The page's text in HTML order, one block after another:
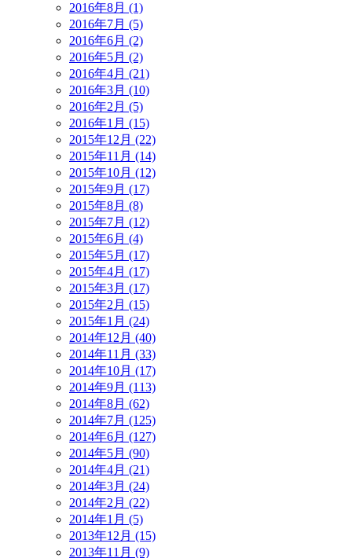
2016年8月 (1)
2016年7月 (5)
2016年6月 (2)
2016年5月 (2)
2016年4月 (21)
2016年3月 (10)
2016年2月 (5)
2016年1月 (15)
2015年12月 (22)
2015年11月 (14)
2015年10月 (12)
2015年9月 (17)
2015年8月 (8)
2015年7月 (12)
2015年6月 (4)
2015年5月 (17)
2015年4月 (17)
2015年3月 (17)
2015年2月 (15)
2015年1月 (24)
2014年12月 (40)
2014年11月 (33)
2014年10月 (17)
2014年9月 (113)
2014年8月 (62)
2014年7月 (125)
2014年6月 (127)
2014年5月 (90)
2014年4月 (21)
2014年3月 (24)
2014年2月 (22)
2014年1月 (5)
2013年12月 (15)
2013年11月 (9)